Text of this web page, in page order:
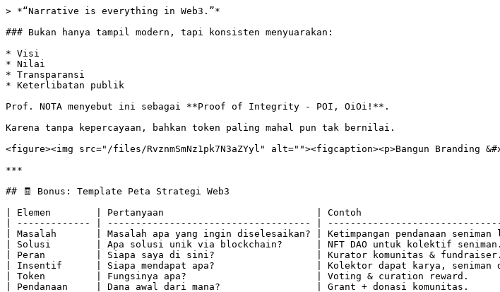
> *“Narrative is everything in Web3.”*
### Bukan hanya tampil modern, tapi konsisten menyuarakan:
* Visi
* Nilai
* Transparansi
* Keterlibatan publik
Prof. NOTA menyebut ini sebagai **Proof of Integrity - POI, OiOi!**.
Karena tanpa kepercayaan, bahkan token paling mahal pun tak bernilai.
<figure><img src="/files/RvznmSmNz1pk7N3aZYyl" alt=""><figcaption><p>Bangun
***
## 🧾 Bonus: Template Peta Strategi Web3
| Elemen        | Pertanyaan                           | Contoh
| ------------- | ------------------------------------ |
| Masalah       | Masalah apa yang ingin diselesaikan? | Ketimpangan pendanaan
| Solusi        | Apa solusi unik via blockchain?      | NFT DAO untuk kolektif
| Peran         | Siapa saya di sini?                  | Kurator komunitas &
| Insentif      | Siapa mendapat apa?                  | Kolektor dapat karya, seniman
| Token         | Fungsinya apa?                       | Voting & curation
| Pendanaan     | Dana awal dari mana?                 | Grant + donasi